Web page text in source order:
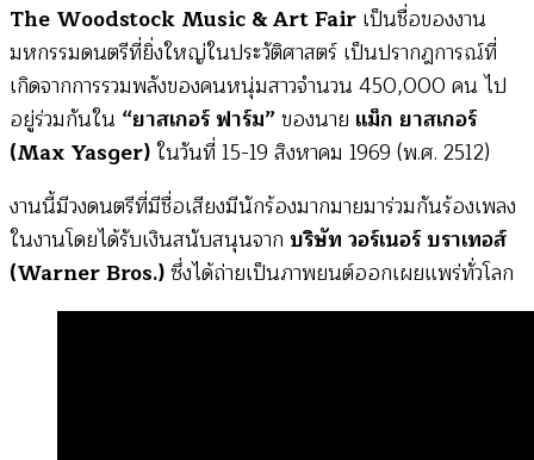
The Woodstock Music & Art Fair เป็นชื่อของงาน
มหกรรมดนตรีที่ยิ่งใหญ่ในประวัติศาสตร์ เป็นปรากฎการณ์ที่
เกิดจากการรวมพลังของคนหนุ่มสาวจำนวน 450,000 คน ไป
อยู่ร่วมกันใน “ยาสเกอร์ ฟาร์ม”ของนาย แม็ก ยาสเกอร์
(Max Yasger)ในวันที่ 15-19 สิงหาคม 1969 (พ.ศ. 2512)
งานนี้มีวงดนตรีที่มีชื่อเสียงมีนักร้องมากมายมาร่วมกันร้องเพลง
ในงานโดยได้รับเงินสนับสนุนจาก บริษัท วอร์เนอร์ บราเทอส์
(Warner Bros.)ซึ่งได้ถ่ายเป็นภาพยนต์ออกเผยแพร่ทั่วโลก